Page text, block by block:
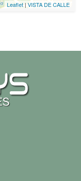
Leaflet | VISTA DE CALLE